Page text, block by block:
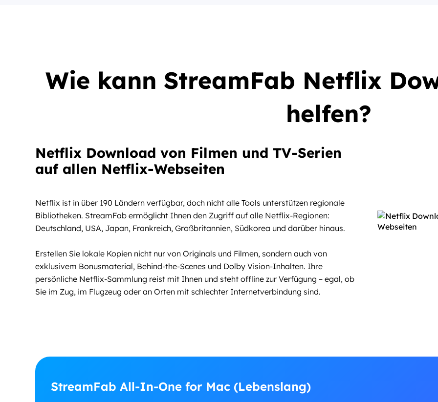
Wie kann StreamFab Netflix
helfen?
Netflix Download von Filmen und TV-Serien
auf allen Netflix-Webseiten
Netflix ist in über 190 Ländern verfügbar, doch nicht alle Tools unterstützen regionale
Bibliotheken. StreamFab ermöglicht Ihnen den Zugriff auf alle Netflix-Regionen:
Deutschland, USA, Japan, Frankreich, Großbritannien, Südkorea und darüber hinaus.
Erstellen Sie lokale Kopien nicht nur von Originals und Filmen, sondern auch von
exklusivem Bonusmaterial, Behind-the-Scenes und Dolby Vision-Inhalten. Ihre
persönliche Netflix-Sammlung reist mit Ihnen und steht offline zur Verfügung – egal, ob
Sie im Zug, im Flugzeug oder an Orten mit schlechter Internetverbindung sind.
StreamFab All-In-One for Mac (Lebenslang)